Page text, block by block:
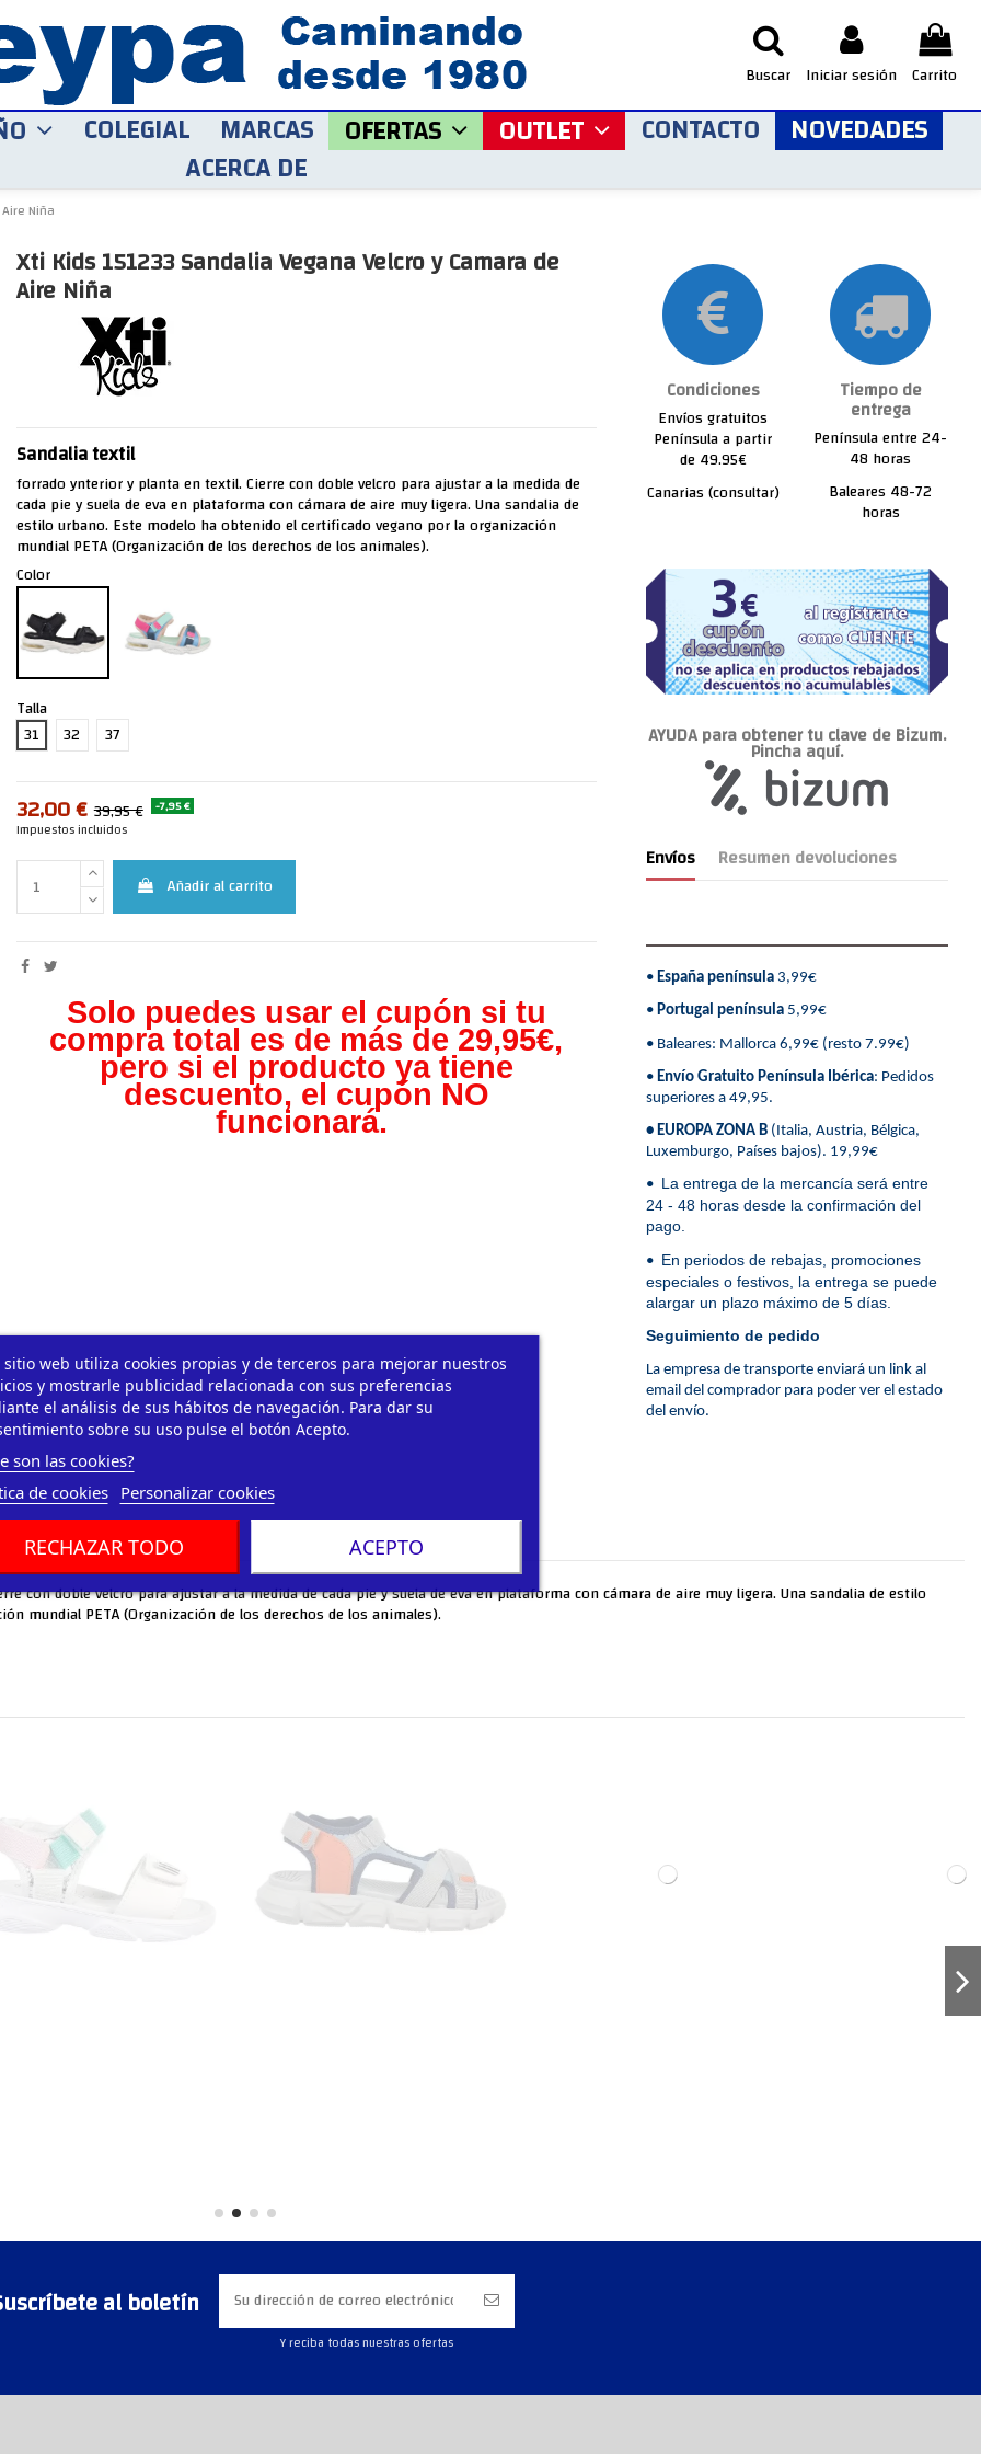
Buscar Iniciar sesión Carrito
sitio web utiliza cookies propias y de terceros para mejorar nuestros
y mostrarle publicidad relacionada con sus preferencias
el análisis de sus hábitos de navegación. Para dar su
sobre su uso pulse el botón Acepto.
son las cookies?
de cookies
Personalizar cookies
RECHAZAR TODO ACEPTO
COLEGIAL MARCAS OFERTAS OUTLET CONTACTO NOVEDADES
ACERCA DE
Niña
Xti Kids 151233 Sandalia Vegana Velcro y Camara de
Aire Niña
Sandalia textil
forrado ynterior y planta en textil. Cierre con doble velcro para ajustar a la medida de
cada pie y suela de eva en plataforma con cámara de aire muy ligera. Una sandalia de
estilo urbano. Este modelo ha obtenido el certificado vegano por la organización
mundial PETA (Organización de los derechos de los animales).
Color
Talla
31
32 37
32,00 € 39,95 € -7,95 €
Impuestos incluidos
Añadir al carrito
Solo puedes usar el cupón si tu
compra total es de más de 29,95€,
pero si el producto ya tiene
descuento, el cupón NO
funcionará.
Condiciones
Envíos gratuitos
Península a partir
de 49.95€
Canarias (consultar)
Tiempo de
entrega
Península entre 24-
48 horas
Baleares 48-72
horas
AYUDA para obtener tu clave de Bizum.
Pincha aquí.
Envíos Resumen devoluciones
• España península3,99€
• Portugal península5,99€
• Baleares: Mallorca 6,99€ (resto 7.99€)
• Envío Gratuito Península Ibérica: Pedidos
superiores a 49,95.
• EUROPA ZONA B(Italia, Austria, Bélgica,
Luxemburgo, Países bajos). 19,99€
• La entrega de la mercancía será entre
24 - 48 horas desde la confirmación del
pago.
• En periodos de rebajas, promociones
especiales o festivos, la entrega se puede
alargar un plazo máximo de 5 días.
Seguimiento de pedido
La empresa de transporte enviará un link al
email del comprador para poder ver el estado
del envío.
con doble velcro para ajustar a la medida de cada pie y suela de eva en plataforma con cámara de aire muy ligera. Una sandalia de estilo
mundial PETA (Organización de los derechos de los animales).
al boletín
Y reciba todas nuestras ofertas